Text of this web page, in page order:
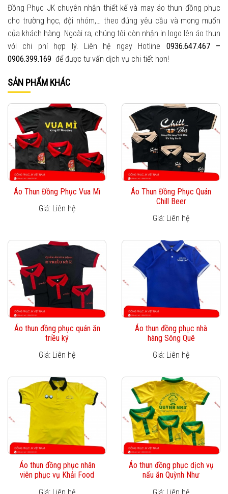
Đồng Phục JK chuyên nhận thiết kế và may áo thun đồng phục
cho trường học, đội nhóm,… theo đúng yêu cầu và mong muốn
của khách hàng. Ngoài ra, chúng tôi còn nhận in logo lên áo thun
với chi phí hợp lý. Liên hệ ngay Hotline 0936.647.467 –
0906.399.169 để được tư vấn dịch vụ chi tiết hơn!
SẢN PHẨM KHÁC
Áo Thun Đồng Phục Vua Mì
Giá: Liên hệ
Áo Thun Đồng Phục Quán
Chill Beer
Giá: Liên hệ
Áo thun đồng phục quán ăn
triều ký
Giá: Liên hệ
Áo thun đồng phục nhà
hàng Sông Quê
Giá: Liên hệ
Áo thun đồng phục nhân
viên phục vụ Khải Food
Giá: Liên hệ
Áo thun đồng phục dịch vụ
nấu ăn Quỳnh Như
Giá: Liên hệ